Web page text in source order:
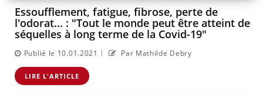
Essoufflement, fatigue, fibrose, perte de
l'odorat... : "Tout le monde peut être atteint de
séquelles à long terme de la Covid-19"
Publié le 10.01.2021 | Par Mathilde Debry
LIRE L'ARTICLE